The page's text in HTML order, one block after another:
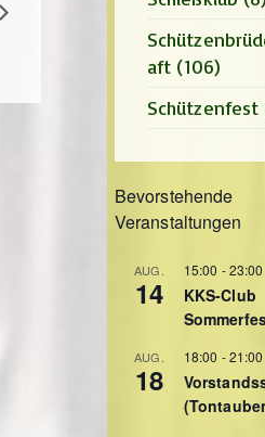
aft (106)
Schützenfest
Bevorstehende
Veranstaltungen
AUG.
14
15:00 -23:00
KKS-Club
AUG.
18
18:00 -21:00